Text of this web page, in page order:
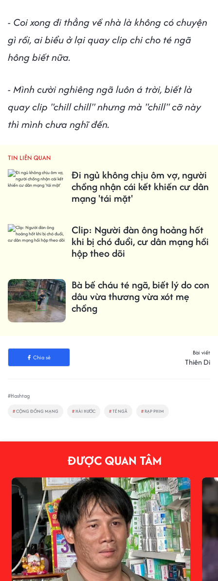
- Coi xong đi thẳng về nhà là không có chuyện
gì rồi, ai biểu ở lại quay clip chi cho té ngã
hông biết nữa.
- Mình cười nghiêng ngã luôn á trời, biết là
quay clip "chill chill" nhưng mà "chill" cỡ này
thì mình chưa nghĩ đến.
TIN LIÊN QUAN
Đi ngủ không chịu ôm vợ, người
chồng nhận cái kết khiến cư dân
mạng 'tái mặt'
Clip: Người đàn ông hoảng hốt
khi bị chó đuổi, cư dân mạng hồi
hộp theo dõi
Bà bế cháu té ngã, biết lý do con
dâu vừa thương vừa xót mẹ
chồng
Chia sẻ
Bài viết
Thiên Di
#Hashtag
#CỘNG ĐỒNG MẠNG # HÀI HƯỚC #TÉ NGÃ # RẠP PHIM
ĐƯỢC QUAN TÂM